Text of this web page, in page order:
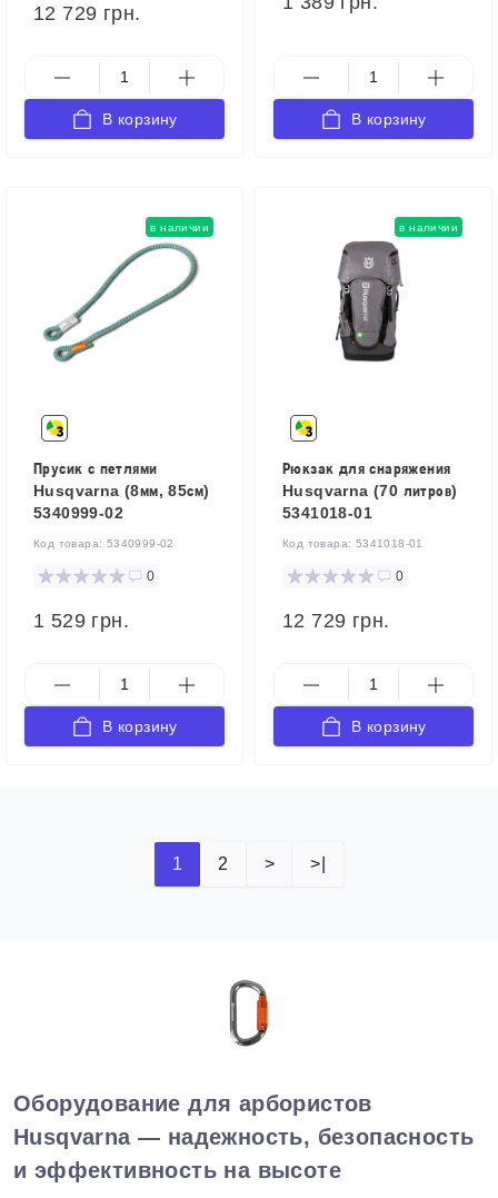
12 729 грн.
В корзину В корзину
в наличии
Прусик с петлями
Husqvarna (8мм, 85см)
5340999-02
Код товара: 5340999-02
0
1 529 грн.
В корзину
в наличии
Рюкзак для снаряжения
Husqvarna (70 литров)
5341018-01
Код товара: 5341018-01
0
12 729 грн.
В корзину
1 2 > >|
Оборудование для арбористов
Husqvarna — надежность, безопасность
и эффективность на высоте